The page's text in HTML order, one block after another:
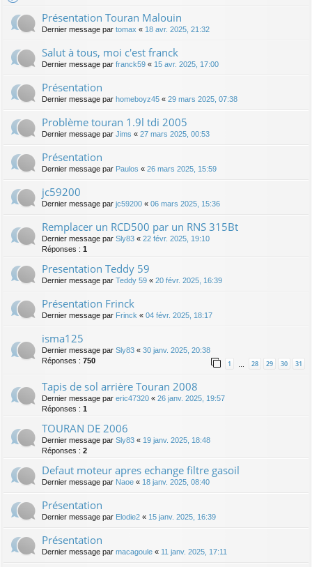
Présentation Touran Malouin
Dernier message par tomax « 18 avr. 2025, 21:32
Salut à tous, moi c'est franck
Dernier message par franck59 « 15 avr. 2025, 17:00
Présentation
Dernier message par homeboyz45 « 29 mars 2025, 07:38
Problème touran 1.9l tdi 2005
Dernier message par Jims « 27 mars 2025, 00:53
Présentation
Dernier message par Paulos « 26 mars 2025, 15:59
jc59200
Dernier message par jc59200 « 06 mars 2025, 15:36
Remplacer un RCD500 par un RNS 315Bt
Dernier message par Sly83 « 22 févr. 2025, 19:10
Réponses : 1
Presentation Teddy 59
Dernier message par Teddy 59 « 20 févr. 2025, 16:39
Présentation Frinck
Dernier message par Frinck « 04 févr. 2025, 18:17
isma125
Dernier message par Sly83 « 30 janv. 2025, 20:38
Réponses : 750 1 … 28 29 30 31
Tapis de sol arrière Touran 2008
Dernier message par eric47320 « 26 janv. 2025, 19:57
Réponses : 1
TOURAN DE 2006
Dernier message par Sly83 « 19 janv. 2025, 18:48
Réponses : 2
Defaut moteur apres echange filtre gasoil
Dernier message par Naoe « 18 janv. 2025, 08:40
Présentation
Dernier message par Elodie2 « 15 janv. 2025, 16:39
Présentation
Dernier message par macagoule « 11 janv. 2025, 17:11